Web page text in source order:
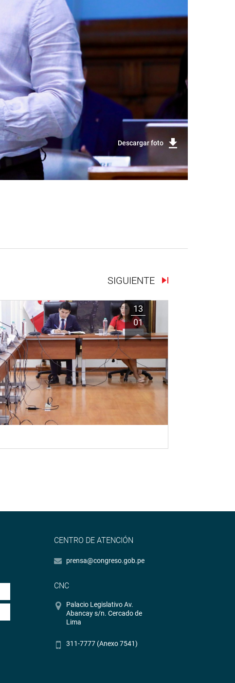
Descargar foto
SIGUIENTE
13
01
CENTRO DE ATENCIÓN
prensa@congreso.gob.pe
CNC
Palacio Legislativo Av.
Abancay s/n. Cercado de
Lima
311-7777 (Anexo 7541)